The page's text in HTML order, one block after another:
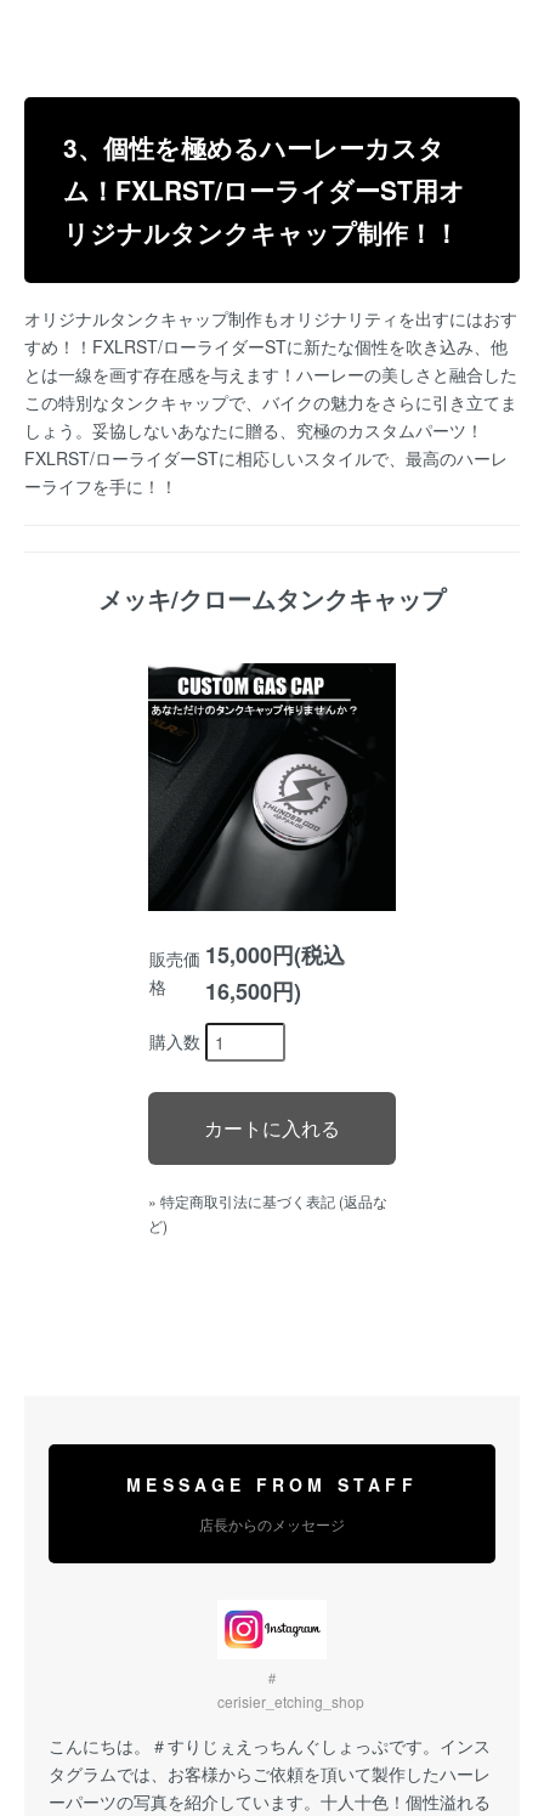
3、個性を極めるハーレーカスタ
ム！FXLRST/ローライダーST用オ
リジナルタンクキャップ制作！！
オリジナルタンクキャップ制作もオリジナリティを出すにはおす
すめ！！FXLRST/ローライダーSTに新たな個性を吹き込み、他
とは一線を画す存在感を与えます！ハーレーの美しさと融合した
この特別なタンクキャップで、バイクの魅力をさらに引き立てま
しょう。妥協しないあなたに贈る、究極のカスタムパーツ！
FXLRST/ローライダーSTに相応しいスタイルで、最高のハーレ
ーライフを手に！！
メッキ/クロームタンクキャップ
販売価
格
15,000円(税込
16,500円)
購入数
» 特定商取引法に基づく表記 (返品な
ど)
MESSAGE FROM STAFF
店長からのメッセージ
＃
cerisier_etching_shop
こんにちは。 ＃すりじぇえっちんぐしょっぷです。インス
タグラムでは、お客様からご依頼を頂いて製作したハーレ
ーパーツの写真を紹介しています。十人十色！個性溢れる